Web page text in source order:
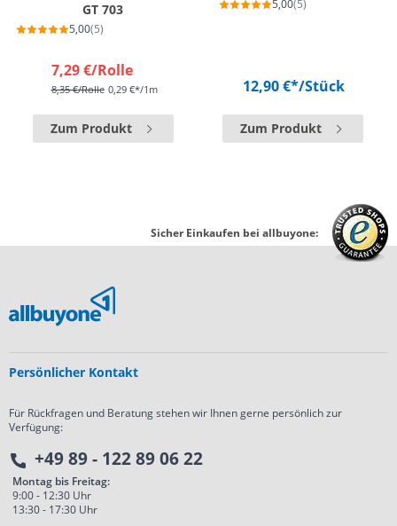
GT 703
5,00(5)
7,29 €/Rolle
8,35 €/Rolle 0,29 €*/1m
Zum Produkt
5,00(5)
12,90 €*/Stück
Zum Produkt
Sicher Einkaufen bei allbuyone:
Persönlicher Kontakt
Für Rückfragen und Beratung stehen wir Ihnen gerne persönlich zur
Verfügung:
+49 89 - 122 89 06 22
Montag bis Freitag:
9:00 - 12:30 Uhr
13:30 - 17:30 Uhr